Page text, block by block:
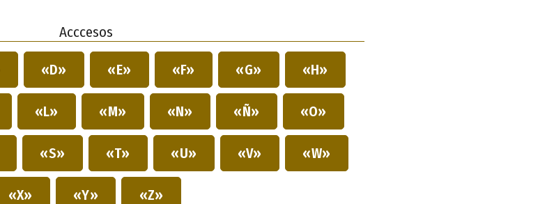
Acccesos
«D» «E» «F» «G» «H»
«L» «M» «N» «Ñ» «O»
«S» «T» «U» «V» «W»
«X» «Y» «Z»